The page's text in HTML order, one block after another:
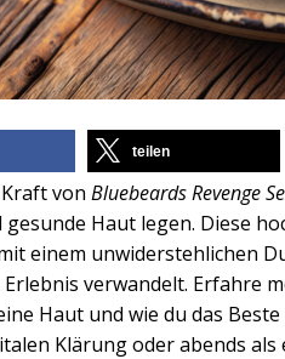
teilen
von Bluebeards Revenge
Haut legen. Diese
einem unwiderstehlichen
verwandelt. Erfahre
Haut und wie du das
Klärung oder abends